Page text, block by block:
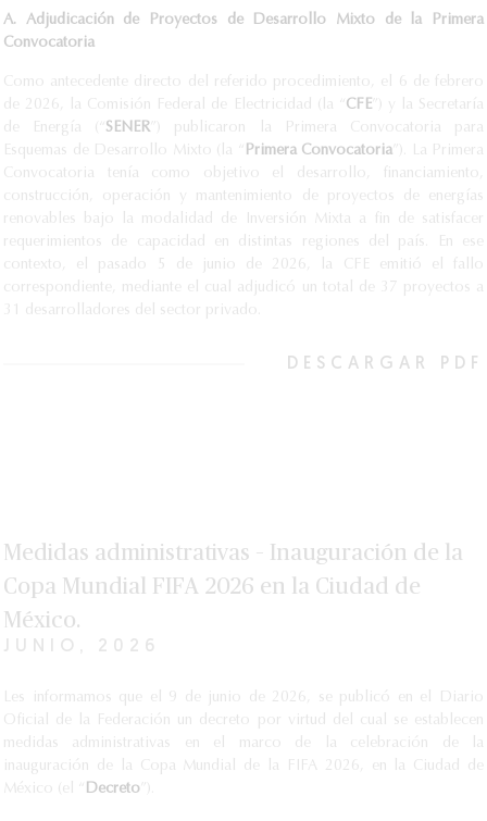
A. Adjudicación de Proyectos de Desarrollo Mixto de la Primera
Convocatoria
Como antecedente directo del referido procedimiento, el 6 de febrero
de 2026, la Comisión Federal de Electricidad (la “ CFE”) y la Secretaría
de Energía (“ SENER ”) publicaron la Primera Convocatoria para
Esquemas de Desarrollo Mixto (la “
Primera Convocatoria ”). La Primera
Convocatoria tenía como objetivo el desarrollo, financiamiento,
construcción, operación y mantenimiento de proyectos de energías
renovables bajo la modalidad de Inversión Mixta a fin de satisfacer
requerimientos de capacidad en distintas regiones del país. En ese
contexto, el pasado 5 de junio de 2026, la CFE emitió el fallo
correspondiente, mediante el cual adjudicó un total de 37 proyectos a
31 desarrolladores del sector privado.
DESCARGAR PDF
Medidas administrativas – Inauguración de la
Copa Mundial FIFA 2026 en la Ciudad de
México.
JUNIO, 2026
Les informamos que el 9 de junio de 2026, se publicó en el Diario
Oficial de la Federación un decreto por virtud del cual se establecen
medidas administrativas en el marco de la celebración de la
inauguración de la Copa Mundial de la FIFA 2026, en la Ciudad de
México (el “
Decreto ”).